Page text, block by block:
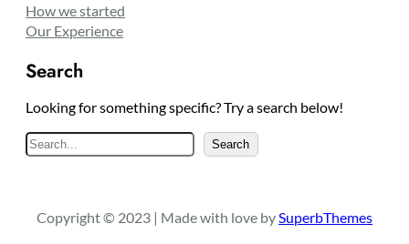
How we started
Our Experience
Search
Looking for something specific? Try a search below!
S
e
c
Search
Copyright © 2023 | Made with love by SuperbThemes